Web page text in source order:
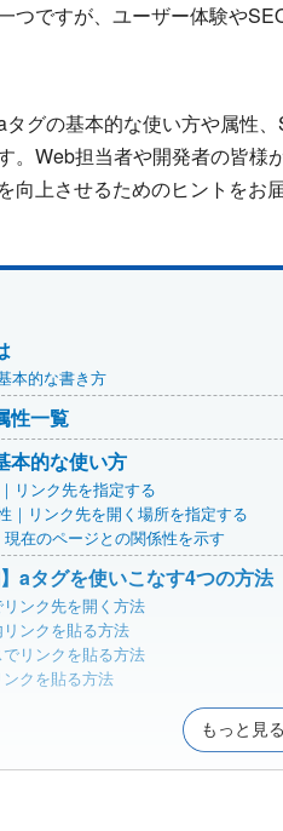
つですが、ユーザー体験や
タグの基本的な使い方や属性
。Web担当者や開発者の皆様
向上させるためのヒントをお届
本的な書き方
性一覧
本的な使い方
リンク先を指定する
｜リンク先を開く場所を指定する
現在のページとの関係性を示す
】aタグを使いこなす4つの方法
ンク先を開く方法
ンクを貼る方法
リンクを貼る方法
クを貼る方法
もっと見る